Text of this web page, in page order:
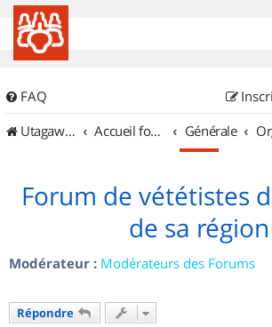
FAQ
UtagawaVTT (Randos VTT et VTTAE avec traces GPS)
Accueil forum Générale
Forum de vététistes
de sa région
Modérateur : Modérateurs des Forums
Répondre